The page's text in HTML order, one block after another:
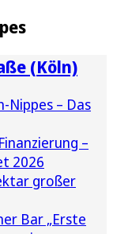
(Köln)
Nippes – Das
–
2026
großer
Bar „Erste